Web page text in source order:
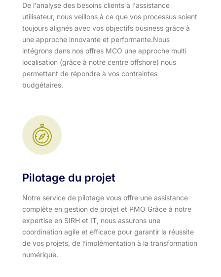
De l'analyse des besoins clients à l'assistance
utilisateur, nous veillons à ce que vos processus soient
toujours alignés avec vos objectifs business grâce à
une approche innovante et performante.​ Nous
intégrons dans nos offres MCO une approche multi
localisation (grâce à notre centre offshore) nous
permettant de répondre à vos contraintes
budgétaires.
Pilotage du projet
Notre service de pilotage vous offre une assistance
complète en gestion de projet et PMO Grâce à notre
expertise en SIRH et IT, nous assurons une
coordination agile et efficace pour garantir la réussite
de vos projets, de l’implémentation à la transformation
numérique.